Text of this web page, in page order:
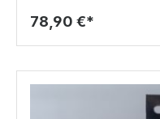
78,90 €*